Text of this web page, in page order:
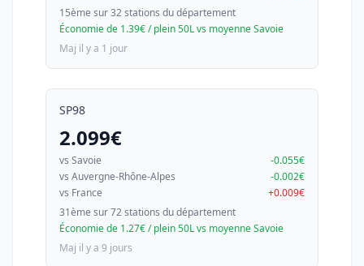
15ème sur 32 stations du département
Économie de 1.39€ / plein 50L vs moyenne Savoie
Maj il y a 1 jour
SP98
2.099€
vs Savoie
-0.055€
vs Auvergne-Rhône-Alpes
-0.002€
vs France
+0.009€
31ème sur 72 stations du département
Économie de 1.27€ / plein 50L vs moyenne Savoie
Maj il y a 9 jours